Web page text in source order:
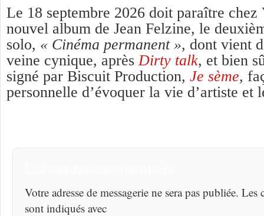
Le 18 septembre 2026 doit paraître
nouvel album de Jean Felzine, le
solo, « Cinéma permanent », dont vient
veine cynique, après Dirty talk, et bien
signé par Biscuit Production, Je sème,
personnelle d’évoquer la vie d’artiste et
Votre adresse de messagerie ne sera pas publiée.
sont indiqués avec